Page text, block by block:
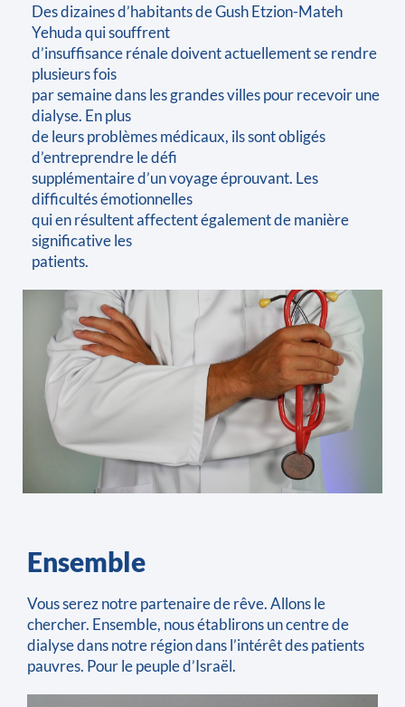
Des dizaines d’habitants de Gush Etzion-Mateh
Yehuda qui souffrent
d’insuffisance rénale doivent actuellement se rendre
plusieurs fois
par semaine dans les grandes villes pour recevoir une
dialyse. En plus
de leurs problèmes médicaux, ils sont obligés
d’entreprendre le défi
supplémentaire d’un voyage éprouvant. Les
difficultés émotionnelles
qui en résultent affectent également de manière
significative les
patients.
Ensemble
Vous serez notre partenaire de rêve. Allons le
chercher. Ensemble, nous établirons un centre de
dialyse dans notre région dans l’intérêt des patients
pauvres. Pour le peuple d’Israël.